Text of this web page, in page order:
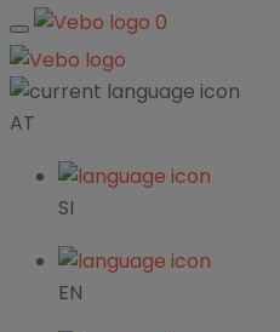
0
AT
SI
EN